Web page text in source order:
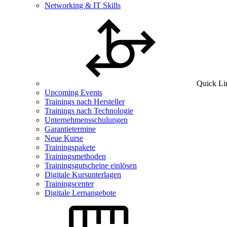
Networking & IT Skills
Quick
Upcoming Events
Trainings nach Hersteller
Trainings nach Technologie
Unternehmensschulungen
Garantietermine
Neue Kurse
Trainingspakete
Trainingsmethoden
Trainingsgutscheine einlösen
Digitale Kursunterlagen
Trainingscenter
Digitale Lernangebote